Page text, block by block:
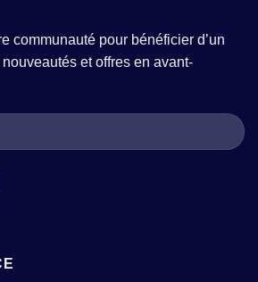
cherche
pièces
en
marier
inspirations
2026
communauté pour bénéficier d’un
et offres en avant-